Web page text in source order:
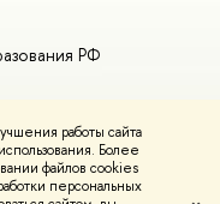
работы сайта
Более
файлов cookies
персональных
РФ